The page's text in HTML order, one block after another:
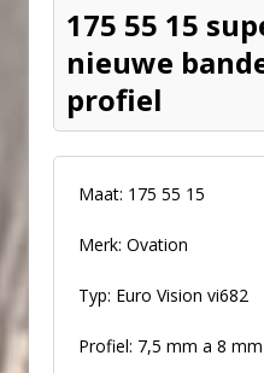
175 55 15
nieuwe
profiel
Maat: 175 55 15
Merk: Ovation
Typ: Euro Vision vi682
Profiel: 7,5 mm a 8